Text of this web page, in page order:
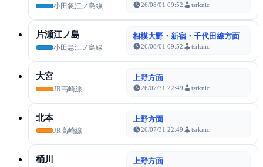
小田急江ノ島線 26/08/01 09:52 tsrknic
片瀬江ノ島
小田急江ノ島線
相模大野・新宿・千代田線方面
26/08/01 09:52 tsrknic
大宮
JR高崎線
上野方面
26/07/31 22:49 tsrknic
北本
JR高崎線
上野方面
26/07/31 22:49 tsrknic
桶川 上野方面